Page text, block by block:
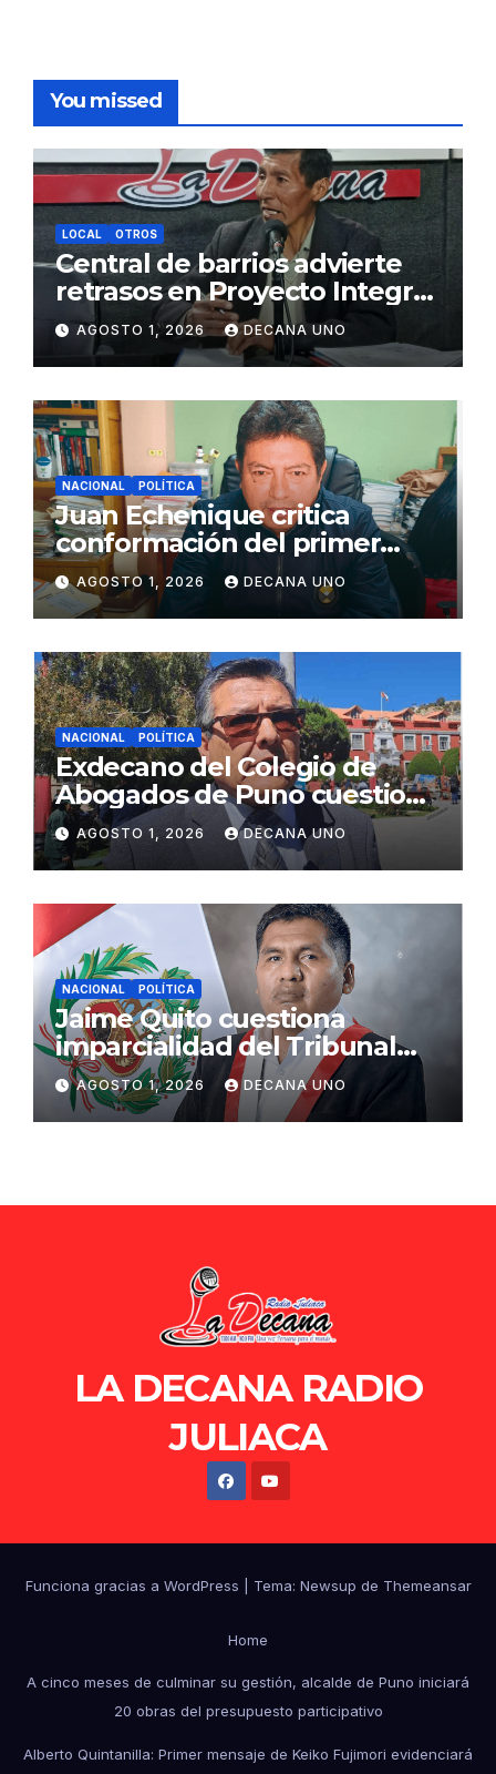
You missed
LOCAL OTROS
Central de barrios advierte
retrasos en Proyecto Integral
de Agua y Alcantarillado para
Juliaca
AGOSTO 1, 2026 DECANA UNO
NACIONAL POLÍTICA
Juan Echenique critica
conformación del primer
gabinete ministerial de Keiko
Fujimori
AGOSTO 1, 2026 DECANA UNO
NACIONAL POLÍTICA
Exdecano del Colegio de
Abogados de Puno cuestiona
propuestas sobre seguridad
ciudadana
AGOSTO 1, 2026 DECANA UNO
NACIONAL POLÍTICA
Jaime Quito cuestiona
imparcialidad del Tribunal
Constitucional tras liberación
de Ollanta Humala
AGOSTO 1, 2026 DECANA UNO
LA DECANA RADIO
JULIACA
Funciona gracias a WordPress Tema: Newsup de Themeansar
Home
A cinco meses de culminar su gestión, alcalde de Puno iniciará
20 obras del presupuesto participativo
Alberto Quintanilla: Primer mensaje de Keiko Fujimori evidenciará